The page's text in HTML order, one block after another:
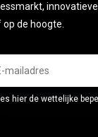
op de hoogte.
hier de wettelijke